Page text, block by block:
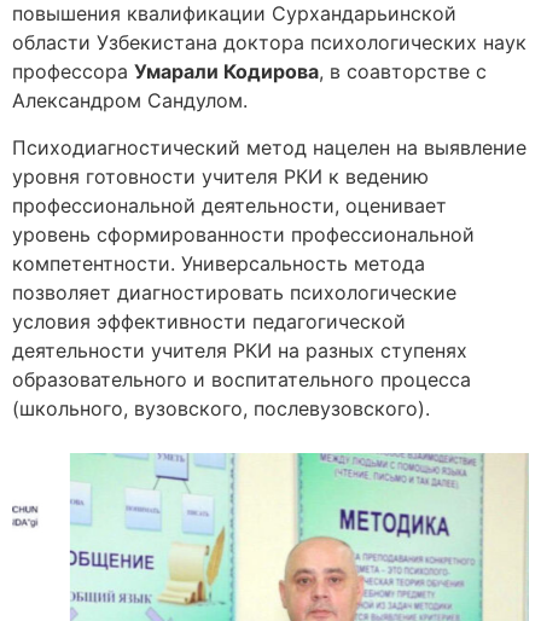
повышения квалификации Сурхандарьинской
области Узбекистана доктора психологических наук
профессора Умарали Кодирова, в соавторстве с
Александром Сандулом.
Психодиагностический метод нацелен на выявление
уровня готовности учителя РКИ к ведению
профессиональной деятельности, оценивает
уровень сформированности профессиональной
компетентности. Универсальность метода
позволяет диагностировать психологические
условия эффективности педагогической
деятельности учителя РКИ на разных ступенях
образовательного и воспитательного процесса
(школьного, вузовского, послевузовского).